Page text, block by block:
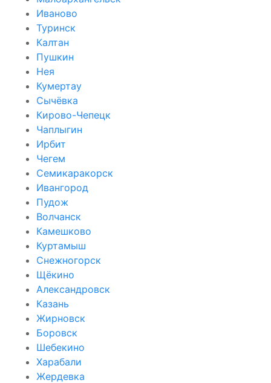
Иваново
Туринск
Калтан
Пушкин
Нея
Кумертау
Сычёвка
Кирово-Чепецк
Чаплыгин
Ирбит
Чегем
Семикаракорск
Ивангород
Пудож
Волчанск
Камешково
Куртамыш
Снежногорск
Щёкино
Александровск
Казань
Жирновск
Боровск
Шебекино
Харабали
Жердевка